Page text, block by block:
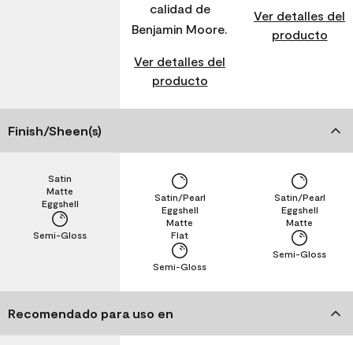
calidad de
Benjamin Moore.
Ver detalles del
producto
Ver detalles del
producto
Finish/Sheen(s)
Semi-Gloss
Eggshell
Matte
Satin
Semi-Gloss
Flat
Matte
Eggshell
Satin/Pearl
Semi-Gloss
Matte
Eggshell
Satin/Pearl
Recomendado para uso en